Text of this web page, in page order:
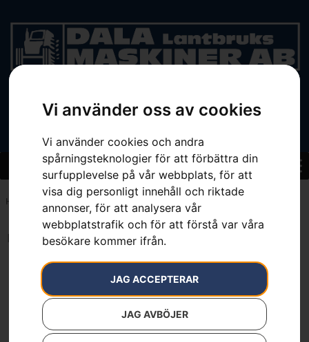
Vi använder oss av cookies
Vi använder cookies och andra
spårningsteknologier för att förbättra din
surfupplevelse på vår webbplats, för att
visa dig personligt innehåll och riktade
annonser, för att analysera vår
webbplatstrafik och för att förstå var våra
besökare kommer ifrån.
JAG ACCEPTERAR
JAG AVBÖJER
BEGAGNAT
Hem
Inga resultat.